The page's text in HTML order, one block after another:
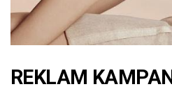
REKLAM